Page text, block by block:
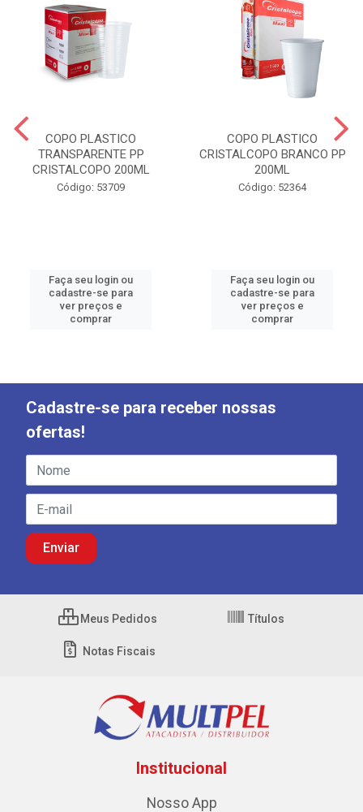
COPO PLASTICO
TRANSPARENTE PP
CRISTALCOPO 200ML
Código: 53709
Faça seu login ou
cadastre-se para
ver preços e
comprar
COPO PLASTICO
CRISTALCOPO BRANCO PP
200ML
Código: 52364
Faça seu login ou
cadastre-se para
ver preços e
comprar
Cadastre-se para receber nossas
ofertas!
Meus Pedidos Títulos
Notas Fiscais
Institucional
Nosso App